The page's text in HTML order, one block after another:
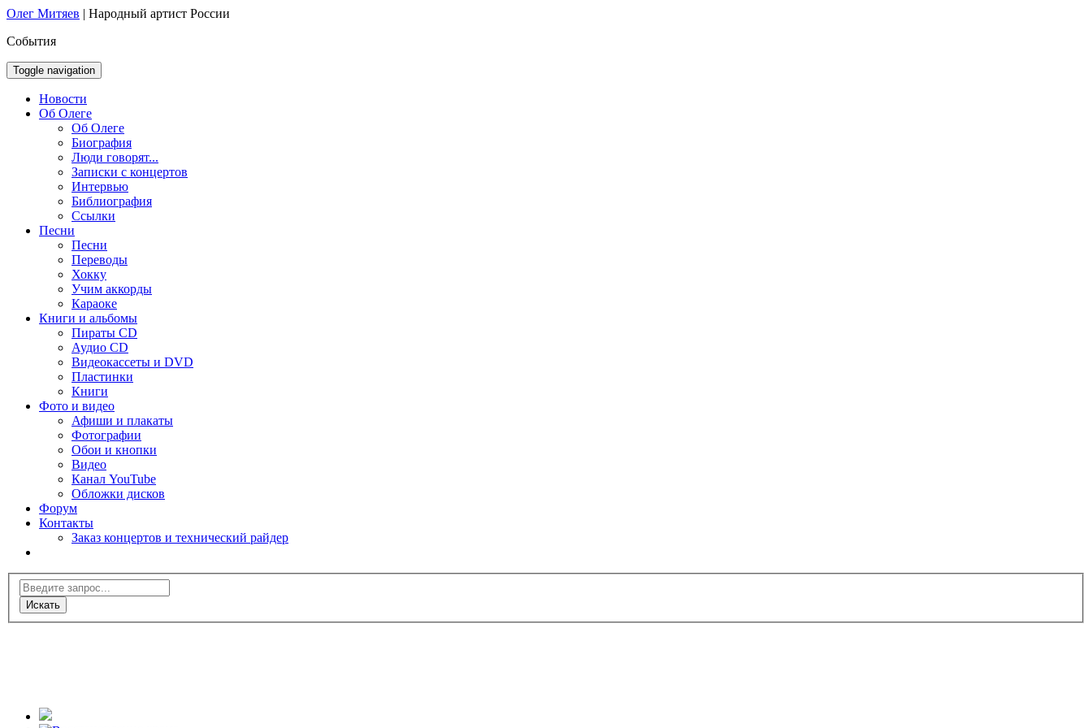
Олег Митяев | Народный артист России
События
Toggle navigation
Новости
Об Олеге
Об Олеге
Биография
Люди говорят...
Записки с концертов
Интервью
Библиография
Ссылки
Песни
Песни
Переводы
Хокку
Учим аккорды
Караоке
Книги и альбомы
Пираты CD
Аудио CD
Видеокассеты и DVD
Пластинки
Книги
Фото и видео
Афиши и плакаты
Фотографии
Обои и кнопки
Видео
Канал YouTube
Обложки дисков
Форум
Контакты
Заказ концертов и технический райдер
Искать